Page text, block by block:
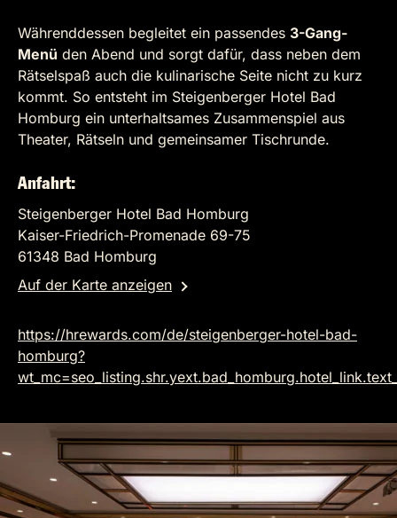
Währenddessen begleitet ein passendes 3-Gang-
Menü den Abend und sorgt dafür, dass neben dem
Rätselspaß auch die kulinarische Seite nicht zu kurz
kommt. So entsteht im Steigenberger Hotel Bad
Homburg ein unterhaltsames Zusammenspiel aus
Theater, Rätseln und gemeinsamer Tischrunde.
Anfahrt:
Steigenberger Hotel Bad Homburg
Kaiser-Friedrich-Promenade 69-75
61348 Bad Homburg
Auf der Karte anzeigen
https://hrewards.com/de/steigenberger-hotel-bad-
homburg?